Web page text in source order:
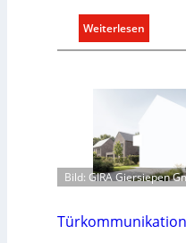
e
e
h
t
a
s
Weiterlesen
E
C
f
r
Bild: GIRA Giersiepen